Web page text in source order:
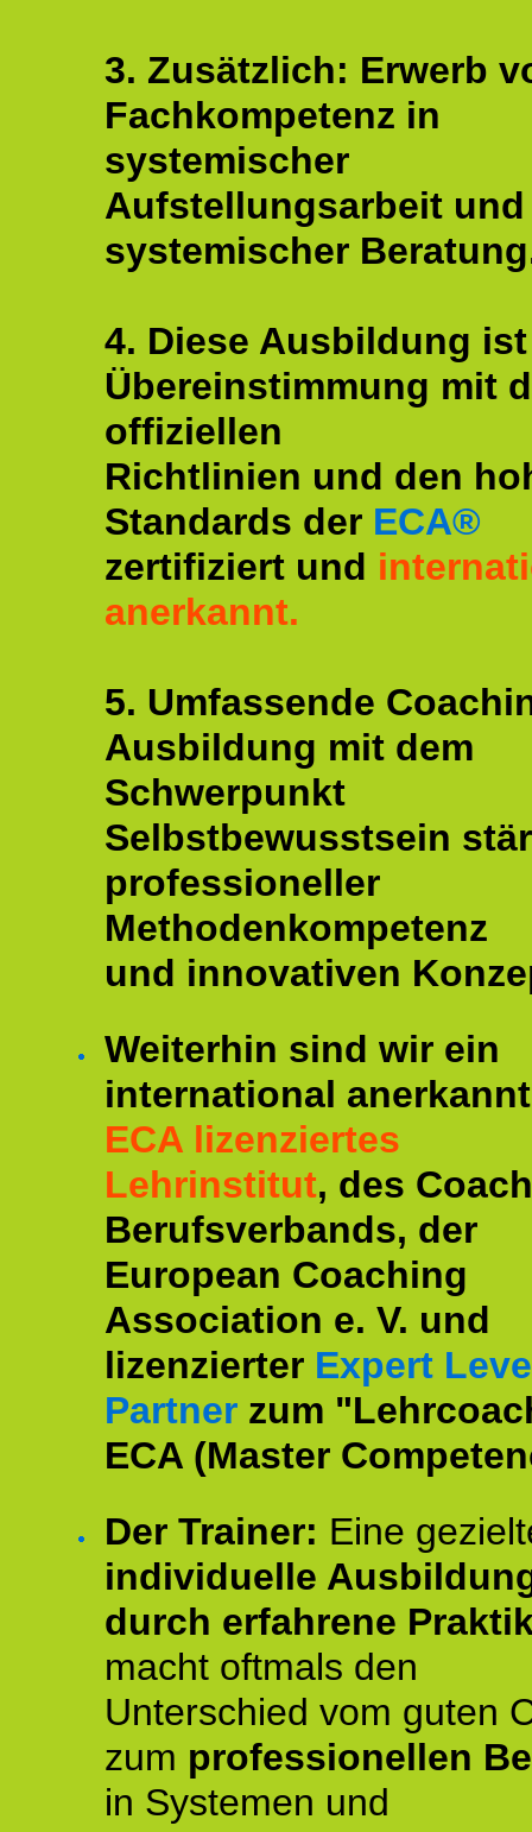
3. Zusätzlich: Erwerb
Fachkompetenz in
systemischer
Aufstellungsarbeit und
systemischer
4. Diese Ausbildung
Übereinstimmung mit
offiziellen
Richtlinien und den
Standards der ECA®
zertifiziert und
anerkannt.
5. Umfassende
Ausbildung mit dem
Schwerpunkt
Selbstbewusstsein
professioneller
Methodenkompetenz
und innovativen
Weiterhin sind wir ein
international
ECA lizenziertes
Lehrinstitut, des
Berufsverbands, der
European Coaching
Association e. V. und
lizenzierter Expert
Partner zum
ECA (Master
Der Trainer: Eine
individuelle
durch erfahrene
macht oftmals den
Unterschied vom guten
zum professionellen
in Systemen und